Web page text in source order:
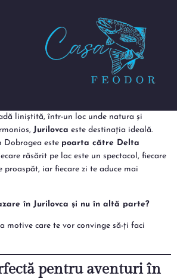
liniștită, într-un loc unde natura și
Jurilovca este destinația ideală.
Dobrogea este poarta către Delta
răsărit pe lac este un spectacol, fiecare
proaspăt, iar fiecare zi te aduce mai
în Jurilovca și nu în altă parte?
motive care te vor convinge să-ți faci
pentru aventuri în